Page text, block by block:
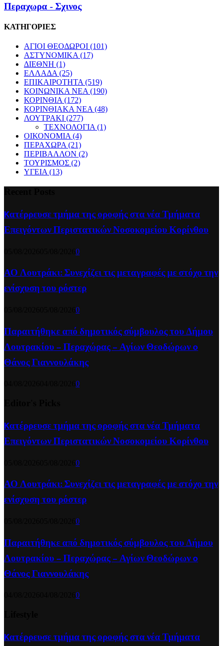
Περαχωρα - Σχινος
ΚΑΤΗΓΟΡΙΕΣ
ΑΓΙΟΙ ΘΕΟΔΩΡΟΙ (101)
ΑΣΤΥΝΟΜΙΚΑ (17)
ΔΙΕΘΝΗ (1)
ΕΛΛΑΔΑ (25)
ΕΠΙΚΑΙΡΟΤΗΤΑ (519)
ΚΟΙΝΩΝΙΚΑ ΝΕΑ (190)
ΚΟΡΙΝΘΙΑ (172)
ΚΟΡΙΝΘΙΑΚΑ ΝΕΑ (48)
ΛΟΥΤΡΑΚΙ (277)
ΤΕΧΝΟΛΟΓΙΑ (1)
ΟΙΚΟΝΟΜΙΑ (4)
ΠΕΡΑΧΩΡΑ (21)
ΠΕΡΙΒΑΛΛΟΝ (2)
ΤΟΥΡΙΣΜΟΣ (2)
ΥΓΕΙΑ (13)
Kατέρρευσε τμήμα της οροφής στα νέα Τμήματα
Επειγόντων Περιστατικών Νοσοκομείου Κορίνθου
0
ΑΟ Λουτράκι: Συνεχίζει τις μεταγραφές με στόχο την
ενίσχυση του ρόστερ
0
Παραιτήθηκε από δημοτικός σύμβουλος του Δήμου
Λουτρακίου – Περαχώρας – Αγίων Θεοδώρων o
Θάνος Γιαννουλάκης
0
Kατέρρευσε τμήμα της οροφής στα νέα Τμήματα
Επειγόντων Περιστατικών Νοσοκομείου Κορίνθου
0
ΑΟ Λουτράκι: Συνεχίζει τις μεταγραφές με στόχο την
ενίσχυση του ρόστερ
0
Παραιτήθηκε από δημοτικός σύμβουλος του Δήμου
Λουτρακίου – Περαχώρας – Αγίων Θεοδώρων o
Θάνος Γιαννουλάκης
0
Kατέρρευσε τμήμα της οροφής στα νέα Τμήματα